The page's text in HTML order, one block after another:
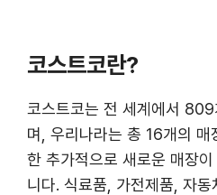
코스트코란?
코스트코는 전 세계에서
며, 우리나라는 총 16개의 매
한 추가적으로 새로운 매장
니다. 식료품, 가전제품, 자